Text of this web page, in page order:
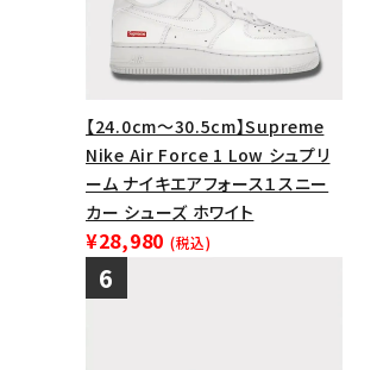
【24.0cm～30.5cm】Supreme
Nike Air Force 1 Low シュプリ
ーム ナイキエアフォース１スニー
カー シューズ ホワイト
¥28,980 (税込)